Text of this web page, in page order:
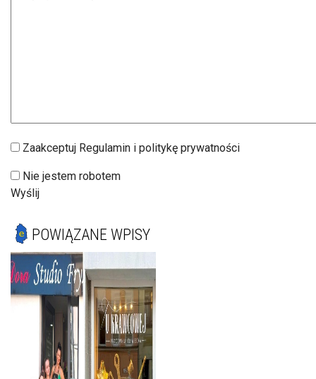
Zaakceptuj Regulamin i politykę prywatności
Nie jestem robotem
Wyślij
POWIĄZANE WPISY